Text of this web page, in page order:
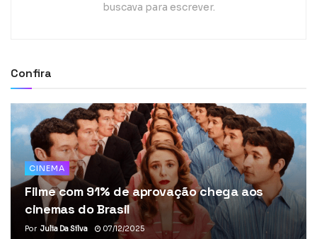
buscava para escrever.
Confira
CINEMA
Filme com 91% de aprovação chega aos
cinemas do Brasil
Por Julia Da Silva 07/12/2025